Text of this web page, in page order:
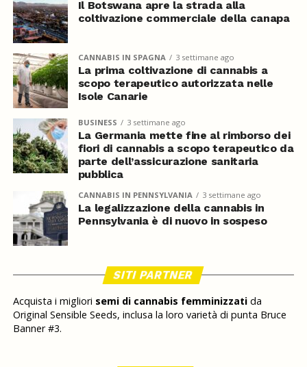
Il Botswana apre la strada alla
coltivazione commerciale della canapa
CANNABIS IN SPAGNA 3 settimane ago
La prima coltivazione di cannabis a
scopo terapeutico autorizzata nelle
Isole Canarie
BUSINESS 3 settimane ago
La Germania mette fine al rimborso dei
fiori di cannabis a scopo terapeutico da
parte dell’assicurazione sanitaria
pubblica
CANNABIS IN PENNSYLVANIA 3 settimane ago
La legalizzazione della cannabis in
Pennsylvania è di nuovo in sospeso
SITI PARTNER
Acquista i migliori semi di cannabis femminizzatida
Original Sensible Seeds, inclusa la loro varietà di punta Bruce
Banner #3.